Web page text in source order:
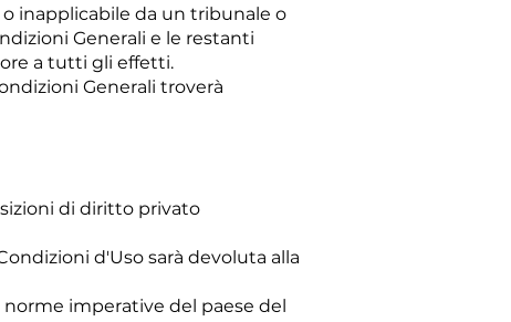
inapplicabile da un tribunale o
Generali e le restanti
a tutti gli effetti.
Generali troverà
di diritto privato
d'Uso sarà devoluta alla
norme imperative del paese del